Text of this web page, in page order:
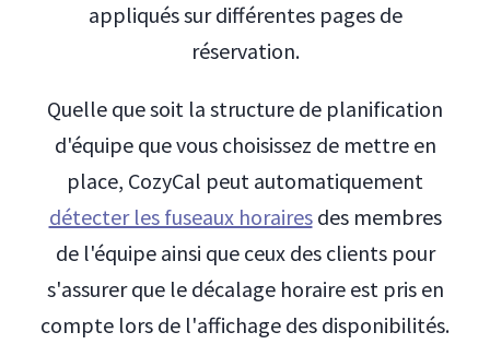
appliqués sur différentes pages de
réservation.
Quelle que soit la structure de planification
d'équipe que vous choisissez de mettre en
place, CozyCal peut automatiquement
détecter les fuseaux horairesdes membres
de l'équipe ainsi que ceux des clients pour
s'assurer que le décalage horaire est pris en
compte lors de l'affichage des disponibilités.